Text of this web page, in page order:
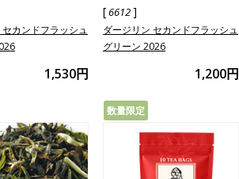
カンドフラッシュ
1,530円
[6612]
ダージリン セカンドフラッシュ
グリーン 2026
1,200円
数量限定